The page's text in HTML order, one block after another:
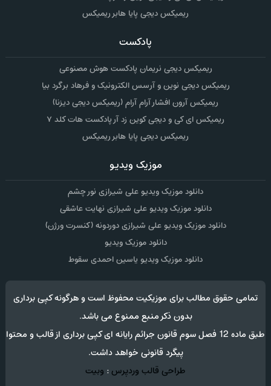
ریمیکس دیجی پایا هابر ریمیکس
پادکست
ریمیکس دیجی نریمان پادکست هوش مصنوعی
ریمیکس دیجی نوین و آرسس الکترونیک و فرهاد برگرد بیا
ریمیکس آرون افشار آرام آرام (ریمیکس دیجی دیزنا)
ریمیکس ای کی و دیجی کوین زد آر پادکست هات کلد ۷
ریمیکس دیجی پایا هابر ریمیکس
موزیک ویدیو
دانلود موزیک ویدیو علی شیرازی نور چشم
دانلود موزیک ویدیو علی شیرازی نهایت عاشقی
دانلود موزیک ویدیو علی شیرازی دوردونه (کنسرت ورژن)
دانلود موزیک ویدیو
دانلود موزیک ویدیو یاسین احمدی سقوط
تمامی حقوق مطالب برای موزیکیت محفوظ است و هرگونه کپی برداری
بدون ذکر منبع ممنوع می باشد.
طبق ماده 12 فصل سوم قانون جرائم رایانه ای کپی برداری از قالب و محتوا
پیگرد قانونی خواهد داشت.
طراحی قالب وردپرس: وبیت